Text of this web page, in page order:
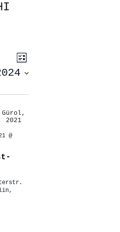
ANSICHTEN-
NAVIGATION
VERANSTALTUNG
ANSICHTEN-
Liste
@